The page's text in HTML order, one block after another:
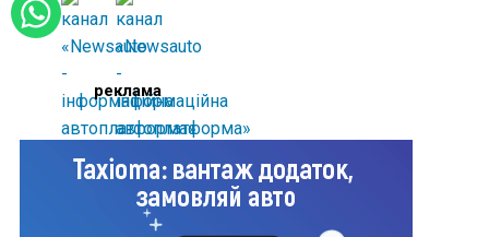
реклама